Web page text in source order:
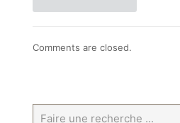
Comments are closed.